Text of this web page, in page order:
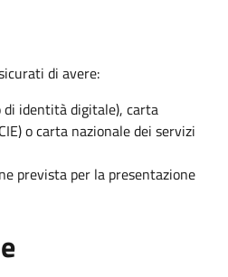
di avere:
di identità digitale), carta
o carta nazionale dei servizi
prevista per la presentazione